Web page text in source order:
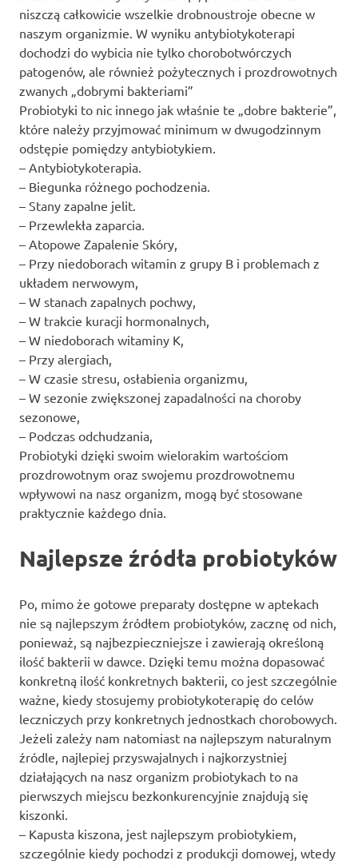
niszczą całkowicie wszelkie drobnoustroje obecne w
naszym organizmie. W wyniku antybiotykoterapi
dochodzi do wybicia nie tylko chorobotwórczych
patogenów, ale również pożytecznych i prozdrowotnych
zwanych „dobrymi bakteriami”
Probiotyki to nic innego jak właśnie te „dobre bakterie”,
które należy przyjmować minimum w dwugodzinnym
odstępie pomiędzy antybiotykiem.
– Antybiotykoterapia.
– Biegunka różnego pochodzenia.
– Stany zapalne jelit.
– Przewlekła zaparcia.
– Atopowe Zapalenie Skóry,
– Przy niedoborach witamin z grupy B i problemach z
układem nerwowym,
– W stanach zapalnych pochwy,
– W trakcie kuracji hormonalnych,
– W niedoborach witaminy K,
– Przy alergiach,
– W czasie stresu, osłabienia organizmu,
– W sezonie zwiększonej zapadalności na choroby
sezonowe,
– Podczas odchudzania,
Probiotyki dzięki swoim wielorakim wartościom
prozdrowotnym oraz swojemu prozdrowotnemu
wpływowi na nasz organizm, mogą być stosowane
praktycznie każdego dnia.
Najlepsze źródła probiotyków
Po, mimo że gotowe preparaty dostępne w aptekach
nie są najlepszym źródłem probiotyków, zacznę od nich,
ponieważ, są najbezpieczniejsze i zawierają określoną
ilość bakterii w dawce. Dzięki temu można dopasować
konkretną ilość konkretnych bakterii, co jest szczególnie
ważne, kiedy stosujemy probiotykoterapię do celów
leczniczych przy konkretnych jednostkach chorobowych.
Jeżeli zależy nam natomiast na najlepszym naturalnym
źródle, najlepiej przyswajalnych i najkorzystniej
działających na nasz organizm probiotykach to na
pierwszych miejscu bezkonkurencyjnie znajdują się
kiszonki.
– Kapusta kiszona, jest najlepszym probiotykiem,
szczególnie kiedy pochodzi z produkcji domowej, wtedy